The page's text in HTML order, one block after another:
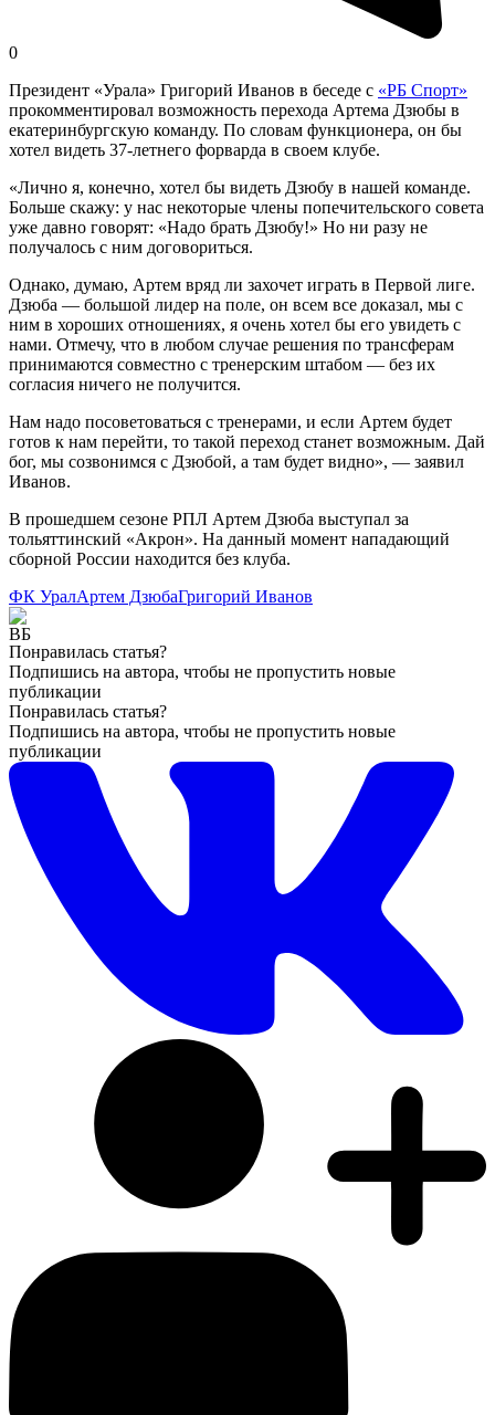
0
Президент «Урала» Григорий Иванов в беседе с «РБ Спорт»
прокомментировал возможность перехода Артема Дзюбы в
екатеринбургскую команду. По словам функционера, он бы
хотел видеть 37-летнего форварда в своем клубе.
«Лично я, конечно, хотел бы видеть Дзюбу в нашей команде.
Больше скажу: у нас некоторые члены попечительского совета
уже давно говорят: «Надо брать Дзюбу!» Но ни разу не
получалось с ним договориться.
Однако, думаю, Артем вряд ли захочет играть в Первой лиге.
Дзюба — большой лидер на поле, он всем все доказал, мы с
ним в хороших отношениях, я очень хотел бы его увидеть с
нами. Отмечу, что в любом случае решения по трансферам
принимаются совместно с тренерским штабом — без их
согласия ничего не получится.
Нам надо посоветоваться с тренерами, и если Артем будет
готов к нам перейти, то такой переход станет возможным. Дай
бог, мы созвонимся с Дзюбой, а там будет видно», — заявил
Иванов.
В прошедшем сезоне РПЛ Артем Дзюба выступал за
тольяттинский «Акрон». На данный момент нападающий
сборной России находится без клуба.
ФК УралАртем ДзюбаГригорий Иванов
Понравилась статья?
Подпишись на автора, чтобы не пропустить новые
публикации
Понравилась статья?
Подпишись на автора, чтобы не пропустить новые
публикации